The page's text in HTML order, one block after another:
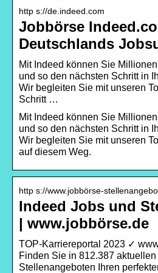
http s://de.indeed.com
Jobbörse
Deutschlands
Mit Indeed können Sie
und so den nächsten Schritt in
Wir begleiten Sie mit unseren
Schritt …
Mit Indeed können Sie
und so den nächsten Schritt in
Wir begleiten Sie mit unseren
auf diesem Weg.
http s://www.jobbörse-
Indeed Jobs und
| www.jobbörse.de
TOP-Karriereportal 2023 ✓
Finden Sie in 812.387
Stellenangeboten Ihren